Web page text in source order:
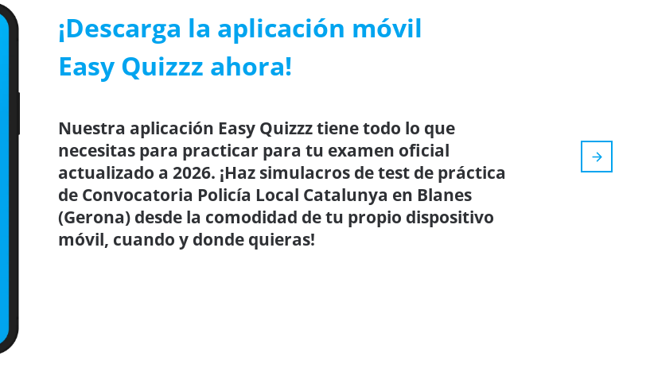
¡Descarga la aplicación móvil
Easy Quizzz ahora!
Nuestra aplicación Easy Quizzz tiene todo lo que
necesitas para practicar para tu examen oficial
actualizado a 2026. ¡Haz simulacros de test de práctica
de Convocatoria Policía Local Catalunya en Blanes
(Gerona) desde la comodidad de tu propio dispositivo
móvil, cuando y donde quieras!